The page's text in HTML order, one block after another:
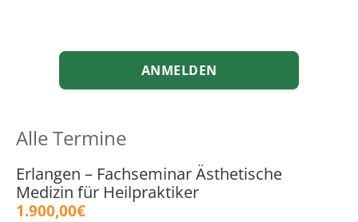
ANMELDEN
Alle Termine
Erlangen – Fachseminar Ästhetische
Medizin für Heilpraktiker
1.900,00€